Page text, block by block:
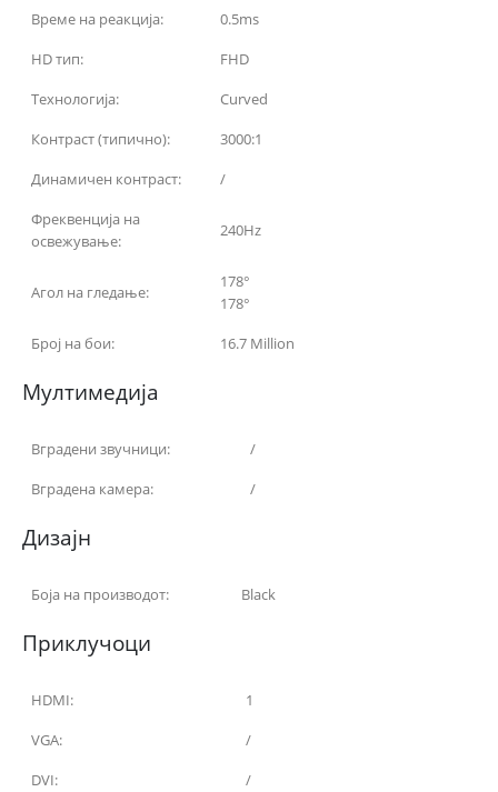
Време на реакција:
0.5ms
HD тип:
FHD
Технологија:
Curved
Контраст (типично):
3000:1
Динамичен контраст:
/
Фреквенција на
освежување:
240Hz
Агол на гледање:
178°
178°
Број на бои:
16.7 Million
Мултимедија
Вградени звучници:
/
Вградена камера:
/
Дизајн
Боја на производот: Black
Приклучоци
HDMI:
1
VGA:
/
DVI:
/